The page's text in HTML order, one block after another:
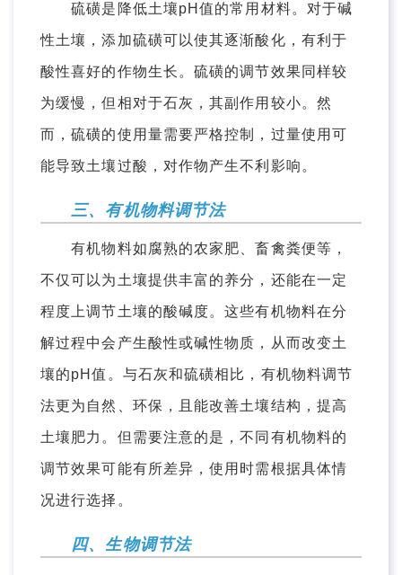
硫磺是降低土壤pH值的常用材料。对于碱
性土壤，添加硫磺可以使其逐渐酸化，有利于
酸性喜好的作物生长。硫磺的调节效果同样较
为缓慢，但相对于石灰，其副作用较小。然
而，硫磺的使用量需要严格控制，过量使用可
能导致土壤过酸，对作物产生不利影响。
三、有机物料调节法
有机物料如腐熟的农家肥、畜禽粪便等，
不仅可以为土壤提供丰富的养分，还能在一定
程度上调节土壤的酸碱度。这些有机物料在分
解过程中会产生酸性或碱性物质，从而改变土
壤的pH值。与石灰和硫磺相比，有机物料调节
法更为自然、环保，且能改善土壤结构，提高
土壤肥力。但需要注意的是，不同有机物料的
调节效果可能有所差异，使用时需根据具体情
况进行选择。
四、生物调节法